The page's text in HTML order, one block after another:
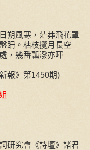
朔風寒，茫莽飛花罩
跚。枯枝攬月長空
，幾番瓢潑亦暉
報》第1450期)
研究會《詩壇》諸君